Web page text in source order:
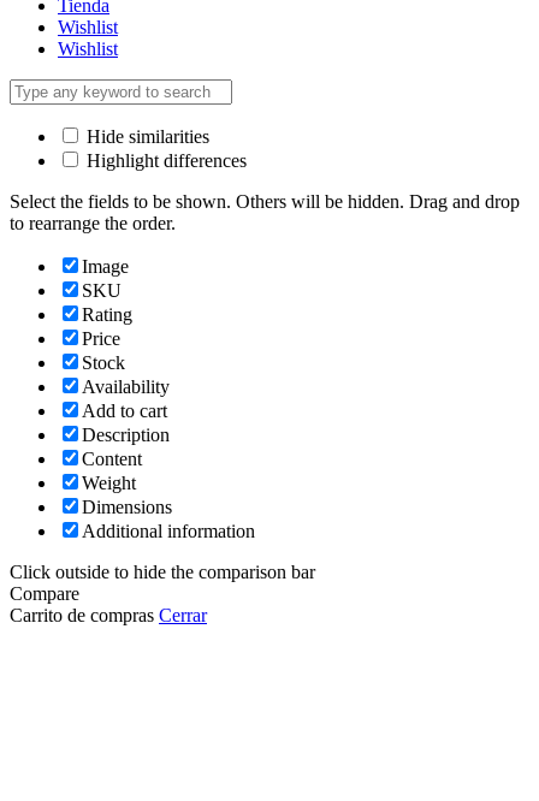
Tienda
Wishlist
Wishlist
Hide similarities
Highlight differences
Select the fields to be shown. Others will be hidden. Drag and drop
to rearrange the order.
Image
SKU
Rating
Price
Stock
Availability
Add to cart
Description
Content
Weight
Dimensions
Additional information
Click outside to hide the comparison bar
Compare
Carrito de compras Cerrar